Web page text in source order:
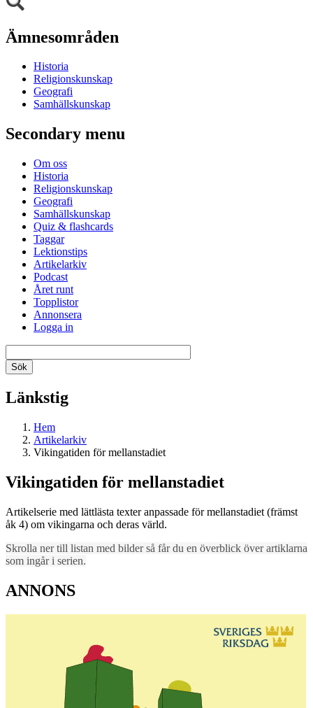
Ämnesområden
Historia
Religionskunskap
Geografi
Samhällskunskap
Secondary menu
Om oss
Historia
Religionskunskap
Geografi
Samhällskunskap
Quiz & flashcards
Taggar
Lektionstips
Artikelarkiv
Podcast
Året runt
Topplistor
Annonsera
Logga in
Länkstig
Hem
Artikelarkiv
Vikingatiden för mellanstadiet
Vikingatiden för mellanstadiet
Artikelserie med lättlästa texter anpassade för mellanstadiet (främst
åk 4) om vikingarna och deras värld.
Skrolla ner till listan med bilder så får du en överblick över artiklarna
som ingår i serien.
ANNONS